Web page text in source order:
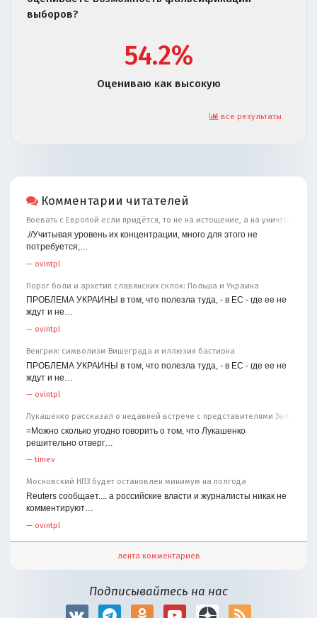
выборов?
54.2%
Оцениваю как высокую
все результаты
Комментарии читателей
Воевать с Европой если придётся, то не на истощение, а на уничтожение
.//Учитывая уровень их концентрации, много для этого не
потребуется;…
— ovintpl
Порог боли и архетип славянских склок: Польша и Украина
ПРОБЛЕМА УКРАИНЫ в том, что полезла туда, - в ЕС - где ее не
ждут и не…
— ovintpl
Венгрия: символизм Вишеграда и иллюзия бастиона
ПРОБЛЕМА УКРАИНЫ в том, что полезла туда, - в ЕС - где ее не
ждут и не…
— ovintpl
Лукашенко рассказал о недавней встрече с представителями
=Можно сколько угодно говорить о том, что Лукашенко
решительно отверг…
—timev
Московский НПЗ будет остановлен минимум на полгода
Reuters сообщает.... а российские власти и журналисты никак не
комментируют…
— ovintpl
лента комментариев
Подписывайтесь на нас